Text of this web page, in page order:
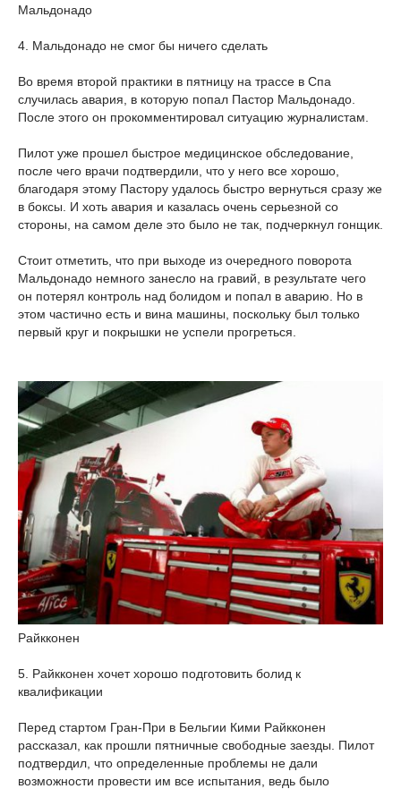
Мальдонадо
4. Мальдонадо не смог бы ничего сделать
Во время второй практики в пятницу на трассе в Спа
случилась авария, в которую попал Пастор Мальдонадо.
После этого он прокомментировал ситуацию журналистам.
Пилот уже прошел быстрое медицинское обследование,
после чего врачи подтвердили, что у него все хорошо,
благодаря этому Пастору удалось быстро вернуться сразу же
в боксы. И хоть авария и казалась очень серьезной со
стороны, на самом деле это было не так, подчеркнул гонщик.
Стоит отметить, что при выходе из очередного поворота
Мальдонадо немного занесло на гравий, в результате чего
он потерял контроль над болидом и попал в аварию. Но в
этом частично есть и вина машины, поскольку был только
первый круг и покрышки не успели прогреться.
Райкконен
5. Райкконен хочет хорошо подготовить болид к
квалификации
Перед стартом Гран-При в Бельгии Кими Райкконен
рассказал, как прошли пятничные свободные заезды. Пилот
подтвердил, что определенные проблемы не дали
возможности провести им все испытания, ведь было